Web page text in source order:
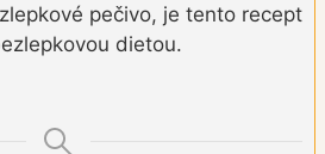
pečivo, je tento recept
dietou.